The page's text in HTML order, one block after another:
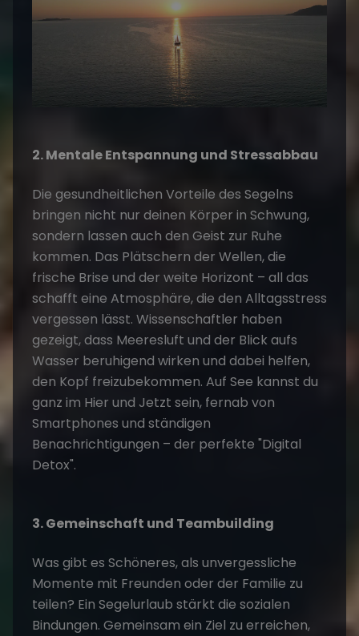
2. Mentale Entspannung und Stressabbau
Die gesundheitlichen Vorteile des Segelns
bringen nicht nur deinen Körper in Schwung,
sondern lassen auch den Geist zur Ruhe
kommen. Das Plätschern der Wellen, die
frische Brise und der weite Horizont – all das
schafft eine Atmosphäre, die den Alltagsstress
vergessen lässt. Wissenschaftler haben
gezeigt, dass Meeresluft und der Blick aufs
Wasser beruhigend wirken und dabei helfen,
den Kopf freizubekommen. Auf See kannst du
ganz im Hier und Jetzt sein, fernab von
Smartphones und ständigen
Benachrichtigungen – der perfekte "Digital
Detox".
3. Gemeinschaft und Teambuilding
Was gibt es Schöneres, als unvergessliche
Momente mit Freunden oder der Familie zu
teilen? Ein Segelurlaub stärkt die sozialen
Bindungen. Gemeinsam ein Ziel zu erreichen,